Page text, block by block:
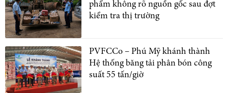
phẩm không rõ nguồn gốc sau đợt
kiểm tra thị trường
PVFCCo – Phú Mỹ khánh thành
Hệ thống băng tải phân bón công
suất 55 tấn/giờ